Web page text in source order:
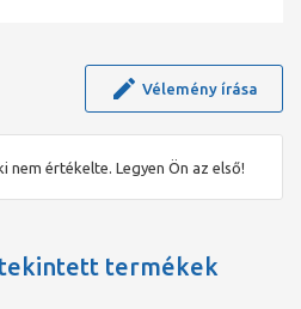
Vélemény írása
nem értékelte. Legyen Ön az első!
termékek